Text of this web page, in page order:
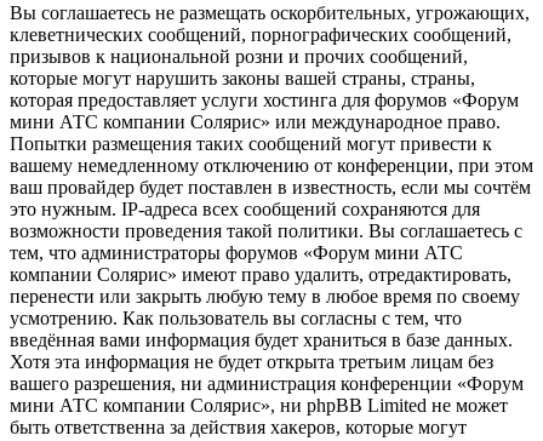
Вы соглашаетесь не размещать оскорбительных, угрожающих,
клеветнических сообщений, порнографических сообщений,
призывов к национальной розни и прочих сообщений,
которые могут нарушить законы вашей страны, страны,
которая предоставляет услуги хостинга для форумов «Форум
мини АТС компании Солярис» или международное право.
Попытки размещения таких сообщений могут привести к
вашему немедленному отключению от конференции, при этом
ваш провайдер будет поставлен в известность, если мы сочтём
это нужным. IP-адреса всех сообщений сохраняются для
возможности проведения такой политики. Вы соглашаетесь с
тем, что администраторы форумов «Форум мини АТС
компании Солярис» имеют право удалить, отредактировать,
перенести или закрыть любую тему в любое время по своему
усмотрению. Как пользователь вы согласны с тем, что
введённая вами информация будет храниться в базе данных.
Хотя эта информация не будет открыта третьим лицам без
вашего разрешения, ни администрация конференции «Форум
мини АТС компании Солярис», ни phpBB Limited не может
быть ответственна за действия хакеров, которые могут